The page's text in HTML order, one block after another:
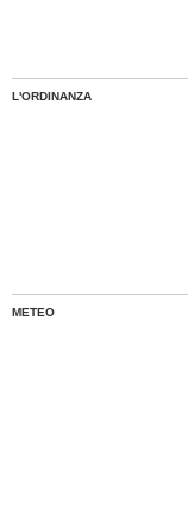
L'ORDINANZA
METEO